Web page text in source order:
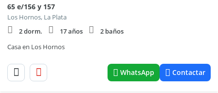
65 e/156 y 157
Los Hornos, La Plata
2 dorm.
17 años
2 baños
Casa en Los Hornos
WhatsApp Contactar